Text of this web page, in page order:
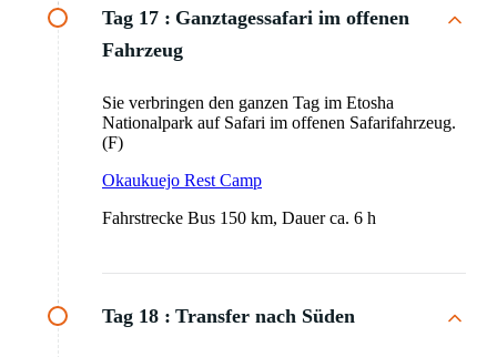
Tag 17 : Ganztagessafari im offenen
Fahrzeug
Sie verbringen den ganzen Tag im Etosha
Nationalpark auf Safari im offenen Safarifahrzeug.
(F)
Okaukuejo Rest Camp
Fahrstrecke Bus 150 km, Dauer ca. 6 h
Tag 18 : Transfer nach Süden